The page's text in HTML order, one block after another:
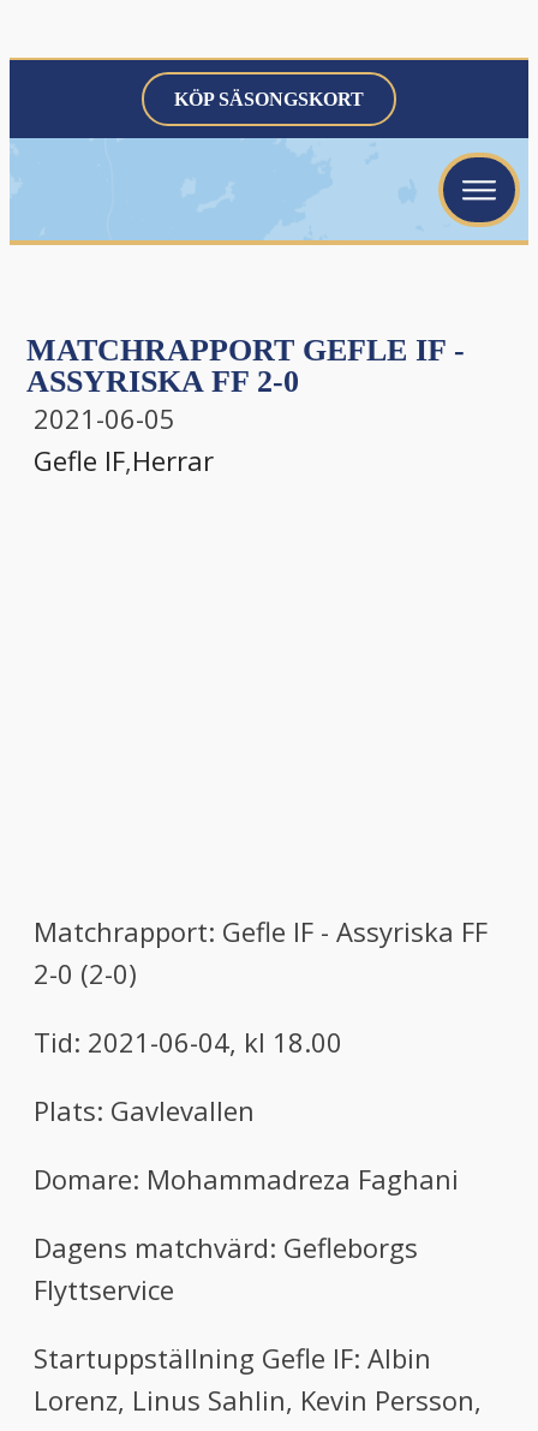
KÖP SÄSONGSKORT
MATCHRAPPORT GEFLE IF -
ASSYRISKA FF 2-0
2021-06-05
Gefle IF,Herrar
Matchrapport: Gefle IF - Assyriska FF
2-0 (2-0)
Tid: 2021-06-04, kl 18.00
Plats: Gavlevallen
Domare: Mohammadreza Faghani
Dagens matchvärd: Gefleborgs
Flyttservice
Startuppställning Gefle IF: Albin
Lorenz, Linus Sahlin, Kevin Persson,